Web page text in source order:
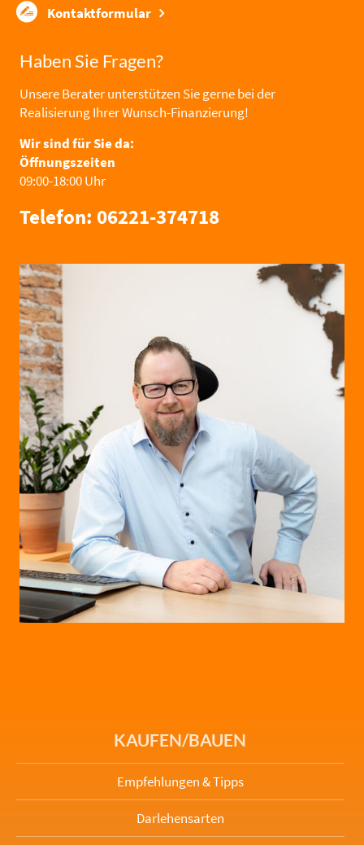
Kontaktformular
Haben Sie Fragen?
Unsere Berater unterstützen Sie gerne bei der
Realisierung Ihrer Wunsch-Finanzierung!
Wir sind für Sie da:
Öffnungszeiten
09:00-18:00 Uhr
Telefon: 06221-374718
KAUFEN/BAUEN
Empfehlungen & Tipps
Darlehensarten